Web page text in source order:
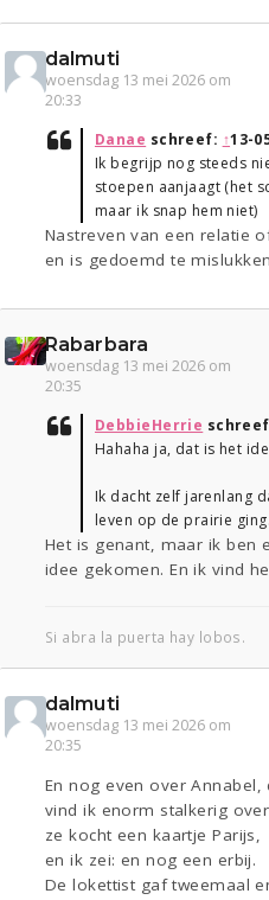
dalmuti
woensdag 13 mei 2026 om
20:33
Danae schreef: ↑13-
Ik begrijp nog steeds
stoepen aanjaagt (het
maar ik snap hem niet)
Nastreven van een relatie
en is gedoemd te
Rabarbara
woensdag 13 mei 2026 om
20:35
DebbieHerrie
Hahaha ja, dat is het
Ik dacht zelf jarenlang
leven op de prairie ging.
Het is genant, maar ik ben
idee gekomen. En ik vind
Si abra la puerta hay lobos.
dalmuti
woensdag 13 mei 2026 om
20:35
En nog even over
vind ik enorm stalkerig
ze kocht een kaartje Parijs,
en ik zei: en nog een erbij.
De lokettist gaf tweemaal